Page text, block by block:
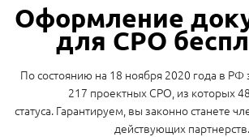
Оформление
для СРО
По состоянию на 18 ноября 2020 года в РФ
217 проектных СРО, из которых
статуса. Гарантируем, вы законно станете
действующих партнерств.